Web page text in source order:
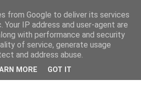
from Google to deliver its services
Your IP address and user-agent are
with performance and security
of service, generate usage
and address abuse.
MORE GOT IT